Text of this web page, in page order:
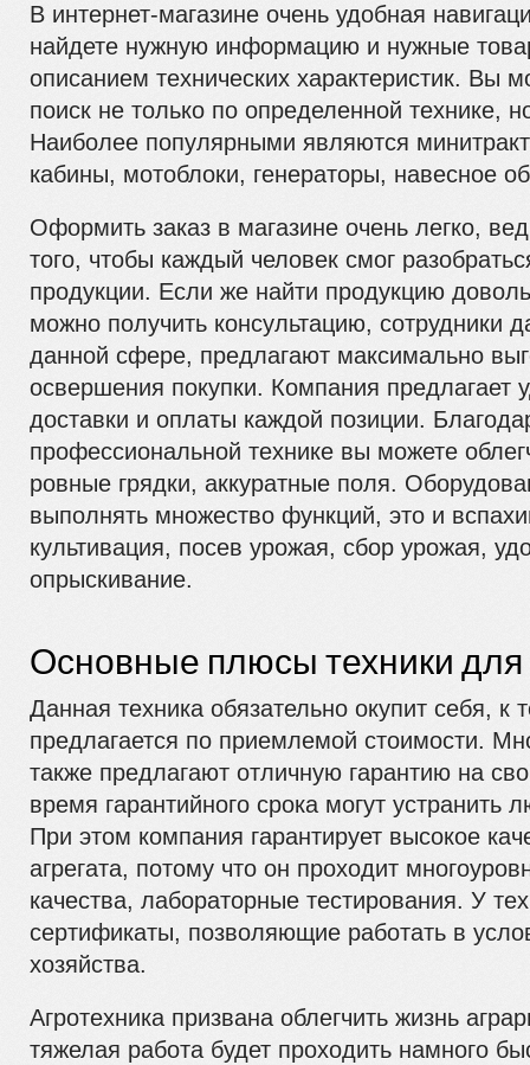
В интернет-магазине очень удобная
найдете нужную информацию и нужные
описанием технических характеристик. Вы
поиск не только по определенной технике,
Наиболее популярными являются
кабины, мотоблоки, генераторы, навесное
Оформить заказ в магазине очень легко,
того, чтобы каждый человек смог
продукции. Если же найти продукцию
можно получить консультацию, сотрудники
данной сфере, предлагают максимально
освершения покупки. Компания предлагает
доставки и оплаты каждой позиции.
профессиональной технике вы можете
ровные грядки, аккуратные поля.
выполнять множество функций, это и
культивация, посев урожая, сбор урожая,
опрыскивание.
Основные плюсы техники
Данная техника обязательно окупит себя, к
предлагается по приемлемой стоимости.
также предлагают отличную гарантию на
время гарантийного срока могут устранить
При этом компания гарантирует высокое
агрегата, потому что он проходит
качества, лабораторные тестирования. У
сертификаты, позволяющие работать в
хозяйства.
Агротехника призвана облегчить жизнь
тяжелая работа будет проходить намного